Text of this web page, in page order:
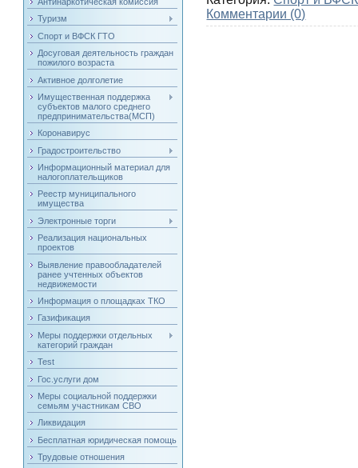
Туризм
Спорт и ВФСК ГТО
Досуговая деятельность граждан
пожилого возраста
Активное долголетие
Имущественная поддержка
субъектов малого среднего
предпринимательства(МСП)
Коронавирус
Градостроительство
Информационный материал для
налогоплательщиков
Реестр муниципального
имущества
Электронные торги
Реализация национальных
проектов
Выявление правообладателей
ранее учтенных объектов
недвижемости
Информация о площадках ТКО
Газификация
Меры поддержки отдельных
категорий граждан
Test
Гос.услуги дом
Меры социальной поддержки
семьям участникам СВО
Ликвидация
Бесплатная юридическая помощь
Трудовые отношения
Комментарии (0)